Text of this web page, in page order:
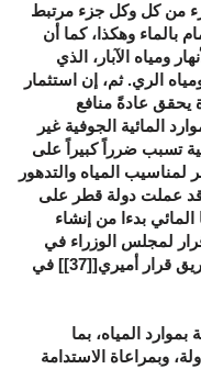
جزء من كل وكل جزء مرتبط
بالماء وهكذا، كما أن
ومياه الآبار، الذي
الري. ثم، إن استثمار
يحقق عادةً منافع
المائية الجوفية غير
تسبب ضرراً كبيراً على
لمناسيب المياه والتدهور
عملت دولة قطر على
المائي بدءا من إنشاء
قرار لمجلس الوزراء في
[37]] في
المياه، بما
وبمراعاة الاستدامة